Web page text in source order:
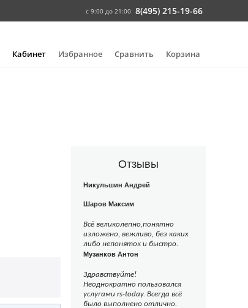
с 9:00 до 21:00 8(495) 215-19-66
Кабинет Избранное Сравнить Корзина
Отзывы
Никульшин Андрей
Шаров Максим
Всё великолепно,понятно
изложено, вежливо, без каких
либо непоняток и быстро.
Музанков Антон
Здравствуйте!
Неоднократно пользовался
услугами rs-today. Всегда всё
было выполнено отлично.